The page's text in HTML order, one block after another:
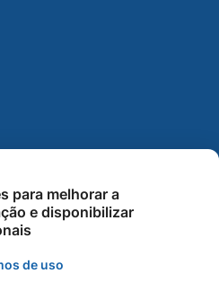
para melhorar a
e disponibilizar
de uso